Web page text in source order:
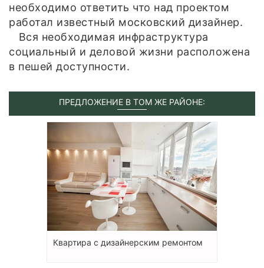
необходимо ответить что над проектом
работал известный московский дизайнер.
Вся необходимая инфраструктура
социальный и деловой жизни расположена
в пешей доступности.
ПРЕДЛОЖЕНИЕ В ТОМ ЖЕ РАЙОНЕ:
Квартира с дизайнерским ремонтом